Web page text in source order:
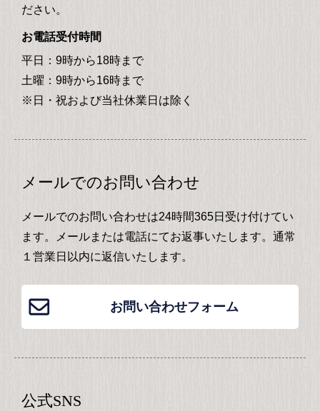
ださい。
お電話受付時間
平日：9時から18時まで
土曜：9時から16時まで
※日・祝および当社休業日は除く
メールでのお問い合わせ
メールでのお問い合わせは24時間365日受け付けてい
ます。メールまたは電話にてお返事いたします。通常
１営業日以内に返信いたします。
お問い合わせフォーム
公式SNS